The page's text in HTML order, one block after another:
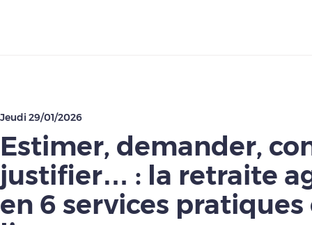
Jeudi 29/01/2026
Estimer, demander,
justifier… : la retraite
en 6 services pratiques